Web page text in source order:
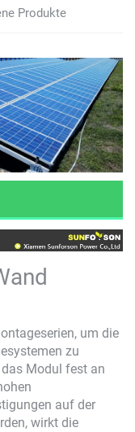
Produkte
um die
zu
Modul fest an
auf der
wirkt die